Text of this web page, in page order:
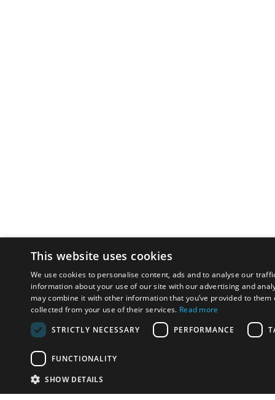
This website uses cookies
We use cookies to personalise content, ads and to analyse our
information about your use of our site with our advertising and
may combine it with other information that you’ve provided to them
collected from your use of their services. Read more
STRICTLY NECESSARY
PERFORMANCE
FUNCTIONALITY
SHOW DETAILS